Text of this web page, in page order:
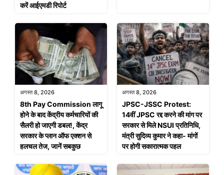
करें आईएमडी रिपोर्ट
अगस्त 8, 2026
8th Pay Commission लागू
होने के बाद केंद्रीय कर्मचारियों की
सैलरी हो जाएगी डबल!, केंद्र
सरकार के प्लान ऑफ एक्शन से
हलचल तेज, जानें सबकुछ
अगस्त 8, 2026
JPSC-JSSC Protest:
14वीं JPSC रद्द करने की मांग पर
सरकार से मिले NSUI प्रतिनिधि,
मंत्री सुदिव्य कुमार ने कहा- मांगों
पर होगी सकारात्मक पहल